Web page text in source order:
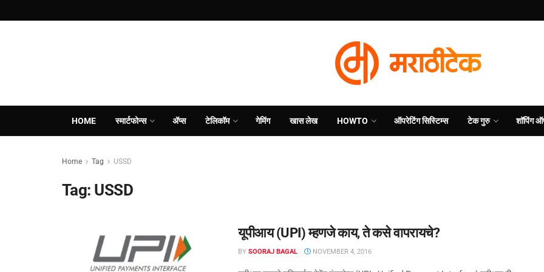
HOME स्मार्टफोन्स ॲप्स टेलिकॉम गेमिंग खास लेख HOWTO ऑपरेटिंग सिस्टिम्स टेक गुरु शॉपिंग
Home Tag USSD
Tag: USSD
यूपीआय (UPI) म्हणजे काय, ते कसे वापरायचे?
BY SOORAJ BAGAL NOVEMBER 4, 2016